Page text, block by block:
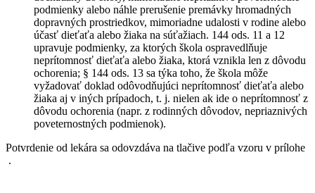
podmienky alebo náhle prerušenie premávky hromadných
dopravných prostriedkov, mimoriadne udalosti v rodine alebo
účasť dieťaťa alebo žiaka na súťažiach. 144 ods. 11 a 12
upravuje podmienky, za ktorých škola ospravedlňuje
neprítomnosť dieťaťa alebo žiaka, ktorá vznikla len z dôvodu
ochorenia; § 144 ods. 13 sa týka toho, že škola môže
vyžadovať doklad odôvodňujúci neprítomnosť dieťaťa alebo
žiaka aj v iných prípadoch, t. j. nielen ak ide o neprítomnosť z
dôvodu ochorenia (napr. z rodinných dôvodov, nepriaznivých
poveternostných podmienok).
Potvrdenie od lekára sa odovzdáva na tlačive podľa vzoru v prílohe
.